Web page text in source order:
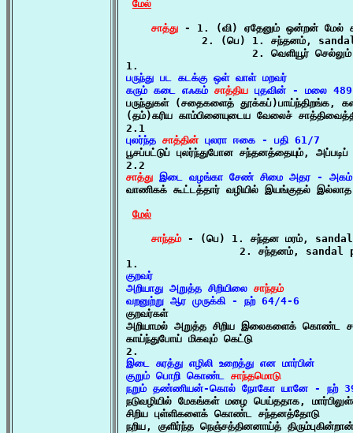
மேல்
சாத்து - 1. (வி) ஏதேனும் ஒன்றன் மேல்
2. (பெ) 1. சந்தனம்,
2. வெளியூர்
பருந்து பட கடக்கு ஒள் வாள் மறவர்
கரும் கடை எஃகம் சாத்திய புதவின் - மலை
பருந்துகள் (சதைகளைத் தூக்கப்)பாய்ந்திறங்க,
(தம்)கரிய காம்பினையுடைய வேலைச்
புலர்ந்த சாத்தின் புலரா ஈகை - பதி 61/7
பூசப்பட்டுப் புலர்ந்துபோன சந்தனத்தையும்,
சாத்து இடை வழங்கா சேண் சிமை அதர - அகம்
வாணிகக் கூட்டத்தார் வழியில் இயங்குதல்
மேல்
சாந்தம் - (பெ) 1. சந்தன மரம்,
2. சந்தனம், sandal
குறவர்
அறியாது அறுத்த சிறியிலை சாந்தம்
வறனுற்று ஆர முருக்கி - நற் 64/4-6
குறவர்கள்
அறியாமல் அறுத்த சிறிய இலைகளைக் கொண்ட
காய்ந்துபோய் மிகவும் கெட்டு
இடை சுரத்து எழிலி உறைத்து என மார்பின்
குறும் பொறி கொண்ட சாந்தமொடு
நறும் தண்ணியன்-கொல் நோகோ யானே - நற்
நடுவழியில் மேகங்கள் மழை பெய்ததாக,
சிறிய புள்ளிகளைக் கொண்ட சந்தனத்தோடு
நறிய, குளிர்ந்த நெஞ்சத்தினனாய்த்